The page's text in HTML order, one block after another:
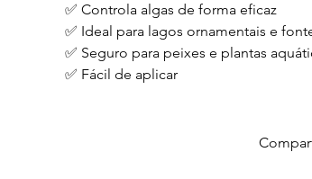
✅ Controla algas de forma eficaz
✅ Ideal para lagos ornamentais e
✅ Seguro para peixes e plantas
✅ Fácil de aplicar